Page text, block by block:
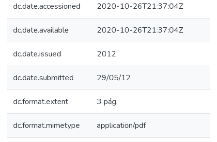
dc.date.accessioned 2020-10-26T21:37:04Z
dc.date.available 2020-10-26T21:37:04Z
dc.date.issued 2012
dc.date.submitted 29/05/12
dc.format.extent 3 pág.
dc.format.mimetype application/pdf